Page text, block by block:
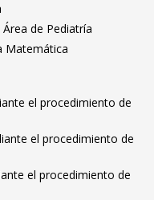
de Pediatría
Matemática
el procedimiento de
el procedimiento de
el procedimiento de